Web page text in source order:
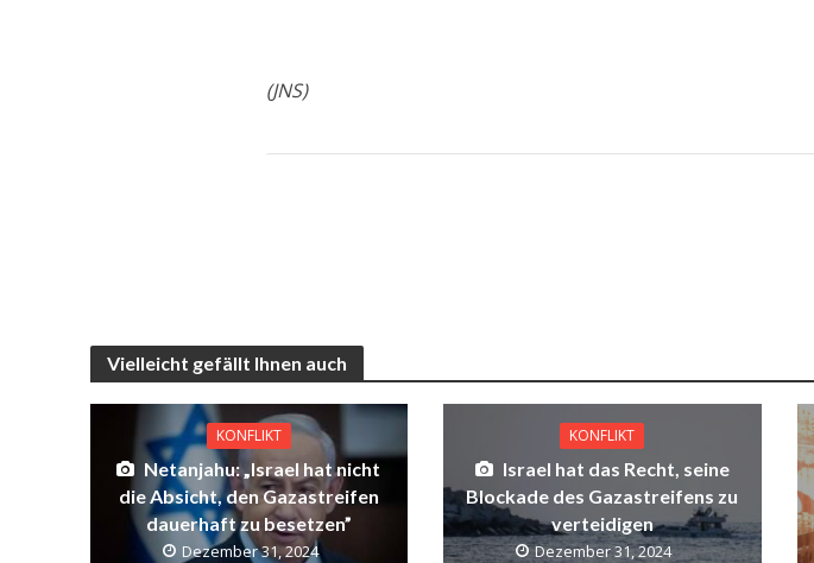
(JNS)
Vielleicht gefällt Ihnen auch
KONFLIKT
Netanjahu: „Israel hat nicht
die Absicht, den Gazastreifen
dauerhaft zu besetzen”
Dezember 31, 2024
KONFLIKT
Israel hat das Recht, seine
Blockade des Gazastreifens zu
verteidigen
Dezember 31, 2024